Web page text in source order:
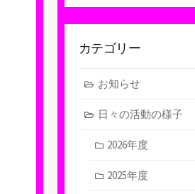
カテゴリー
お知らせ
日々の活動の様子
2026年度
2025年度